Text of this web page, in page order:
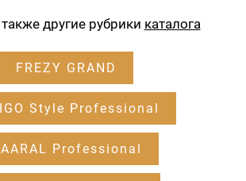
другие рубрики каталога
FREZY GRAND
Style Professional
Professional